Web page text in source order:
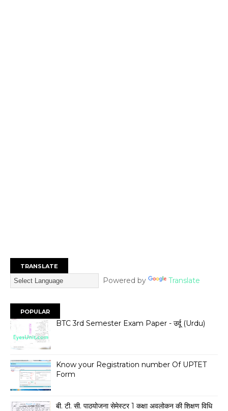
TRANSLATE
Powered by Translate
POPULAR
BTC 3rd Semester Exam Paper - उर्दू (Urdu)
Know your Registration number Of UPTET
Form
बी. टी. सी. पाठयोजना सेमेस्टर 1 कक्षा अवलोकन की शिक्षण विधि